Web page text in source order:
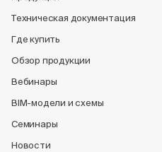
Техническая документация
Где купить
Обзор продукции
Вебинары
BIM-модели и схемы
Семинары
Новости